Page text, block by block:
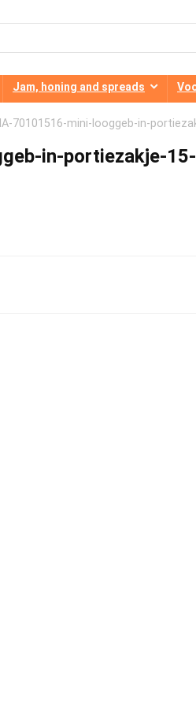
Jam, honing and spreads
70101516-mini-looggeb-in-
in-portiezakje-